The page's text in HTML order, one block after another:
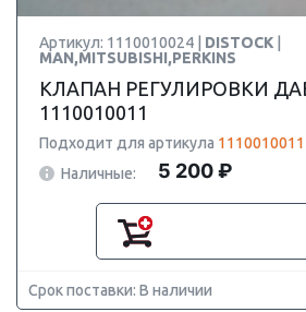
Артикул: 1110010024 | DISTOCK
MAN,MITSUBISHI,PERKINS
КЛАПАН РЕГУЛИРОВКИ
1110010011
Подходит для артикула 1110010011
Наличные:
5 200 ₽
Срок поставки: В наличии